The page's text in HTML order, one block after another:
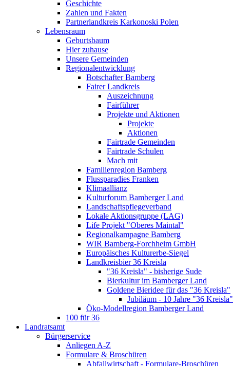
Geschichte
Zahlen und Fakten
Partnerlandkreis Karkonoski Polen
Lebensraum
Geburtsbaum
Hier zuhause
Unsere Gemeinden
Regionalentwicklung
Botschafter Bamberg
Fairer Landkreis
Auszeichnung
Fairführer
Projekte und Aktionen
Projekte
Aktionen
Fairtrade Gemeinden
Fairtrade Schulen
Mach mit
Familienregion Bamberg
Flussparadies Franken
Klimaallianz
Kulturforum Bamberger Land
Landschaftspflegeverband
Lokale Aktionsgruppe (LAG)
Life Projekt "Oberes Maintal"
Regionalkampagne Bamberg
WIR Bamberg-Forchheim GmbH
Europäisches Kulturerbe-Siegel
Landkreisbier 36 Kreisla
"36 Kreisla" - bisherige Sude
Bierkultur im Bamberger Land
Goldene Bieridee für das "36 Kreisla"
Jubiläum - 10 Jahre "36 Kreisla"
Öko-Modellregion Bamberger Land
100 für 36
Landratsamt
Bürgerservice
Anliegen A-Z
Formulare & Broschüren
Abfallwirtschaft - Formulare-Broschüren